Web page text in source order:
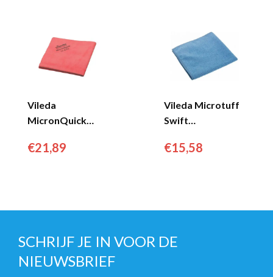
Vileda
MicronQuick
rood (5 stuks)...
€21,89
Vileda Microtuff
Swift
Blauw (5 stuks)...
€15,58
SCHRIJF JE IN VOOR DE
NIEUWSBRIEF